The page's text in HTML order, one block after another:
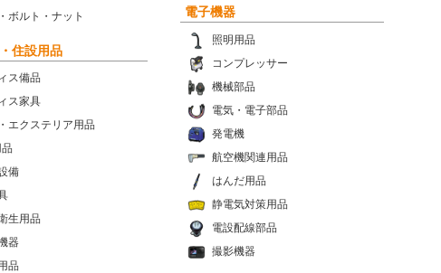
ボルト・ナット
電子機器
照明用品
コンプレッサー
機械部品
電気・電子部品
発電機
航空機関連用品
はんだ用品
静電気対策用品
電設配線部品
撮影機器
住設用品
ス備品
ス家具
エクステリア用品
備
生用品
器
品